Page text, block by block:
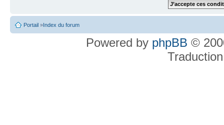
Portail »Index du forum
Powered by phpBB ©